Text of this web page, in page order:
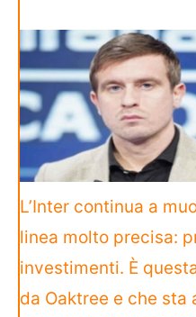
L’Inter continua a
linea molto precisa:
investimenti. È
da Oaktree e che